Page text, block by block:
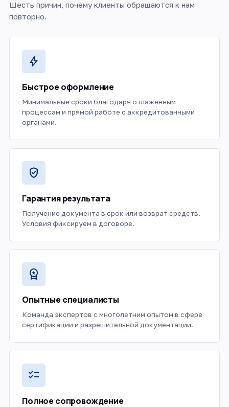
Шесть причин, почему клиенты обращаются к нам
повторно.
bolt
Быстрое оформление
Минимальные сроки благодаря отлаженным
процессам и прямой работе с аккредитованными
органами.
verified_user
Гарантия результата
Получение документа в срок или возврат средств.
Условия фиксируем в договоре.
workspace_premium
Опытные специалисты
Команда экспертов с многолетним опытом в сфере
сертификации и разрешительной документации.
checklist
Полное сопровождение